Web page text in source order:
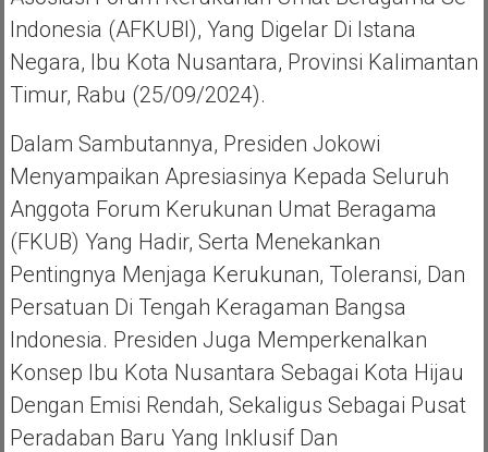
Indonesia (AFKUBI), Yang Digelar Di Istana
Negara, Ibu Kota Nusantara, Provinsi Kalimantan
Timur, Rabu (25/09/2024).
Dalam Sambutannya, Presiden Jokowi
Menyampaikan Apresiasinya Kepada Seluruh
Anggota Forum Kerukunan Umat Beragama
(FKUB) Yang Hadir, Serta Menekankan
Pentingnya Menjaga Kerukunan, Toleransi, Dan
Persatuan Di Tengah Keragaman Bangsa
Indonesia. Presiden Juga Memperkenalkan
Konsep Ibu Kota Nusantara Sebagai Kota Hijau
Dengan Emisi Rendah, Sekaligus Sebagai Pusat
Peradaban Baru Yang Inklusif Dan